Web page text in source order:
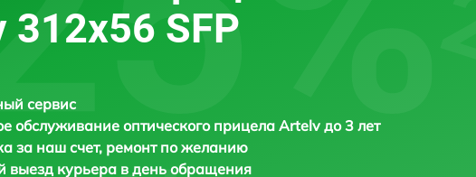
312x56 SFP
сервис
обслуживание оптического прицела Artelv до 3 лет
за наш счет, ремонт по желанию
выезд курьера в день обращения